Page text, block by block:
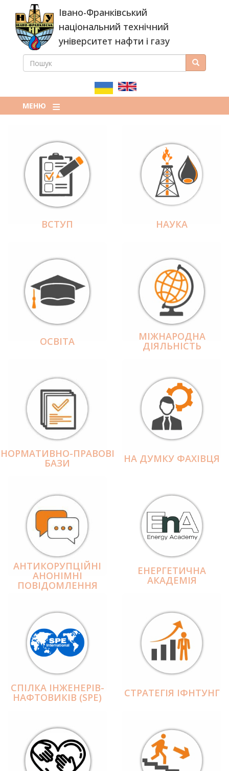
основного
вмісту
Івано-Франківський
національний технічний
університет нафти і газу
ПОШУКОВА
ПОШУК Пошук
МЕНЮ
ВСТУП НАУКА
ОСВІТА МІЖНАРОДНА
ДІЯЛЬНІCТЬ
НОРМАТИВНО-ПРАВОВІ
БАЗИ НА ДУМКУ ФАХІВЦЯ
АНТИКОРУПЦІЙНІ
АНОНІМНІ
ПОВІДОМЛЕННЯ
ЕНЕРГЕТИЧНА
АКАДЕМІЯ
СПІЛКА ІНЖЕНЕРІВ-
НАФТОВИКІВ (SPE) СТРАТЕГІЯ ІФНТУНГ